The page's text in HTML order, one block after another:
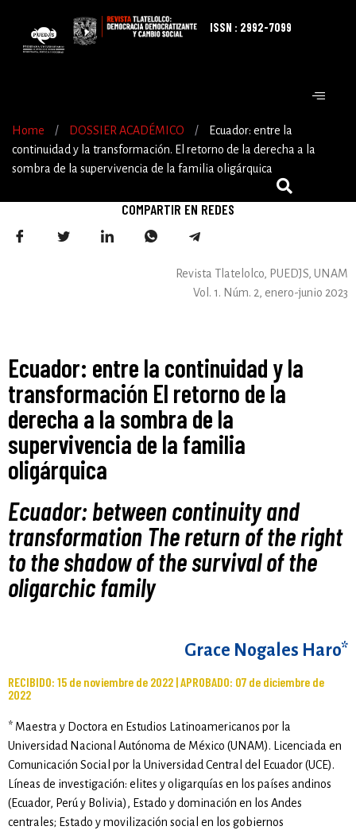
ISSN : 2992-7099
Home / DOSSIER ACADÉMICO /
Ecuador: entre la
continuidad y la transformación. El retorno de la derecha a la
sombra de la supervivencia de la familia oligárquica
COMPARTIR EN REDES
Revista Tlatelolco, PUEDJS, UNAM
Vol. 1. Núm. 2, enero-junio 2023
Ecuador: entre la continuidad y la
transformación El retorno de la
derecha a la sombra de la
supervivencia de la familia
oligárquica
Ecuador: between continuity and
transformation The return of the right
to the shadow of the survival of the
oligarchic family
Grace Nogales Haro*
RECIBIDO: 15 de noviembre de 2022 | APROBADO: 07 de diciembre de
2022
* Maestra y Doctora en Estudios Latinoamericanos por la
Universidad Nacional Autónoma de México (UNAM). Licenciada en
Comunicación Social por la Universidad Central del Ecuador (UCE).
Líneas de investigación: elites y oligarquías en los países andinos
(Ecuador, Perú y Bolivia), Estado y dominación en los Andes
centrales; Estado y movilización social en los gobiernos